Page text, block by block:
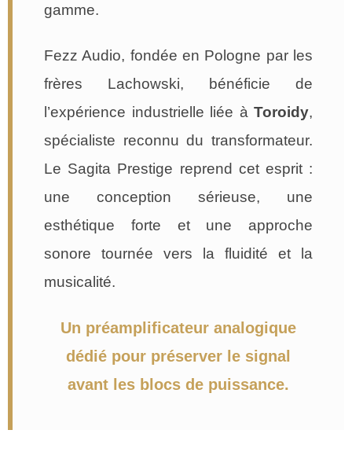
gamme.
Fezz Audio, fondée en Pologne par les
frères Lachowski, bénéficie de
l’expérience industrielle liée à Toroidy,
spécialiste reconnu du transformateur.
Le Sagita Prestige reprend cet esprit :
une conception sérieuse, une
esthétique forte et une approche
sonore tournée vers la fluidité et la
musicalité.
Un préamplificateur analogique
dédié pour préserver le signal
avant les blocs de puissance.